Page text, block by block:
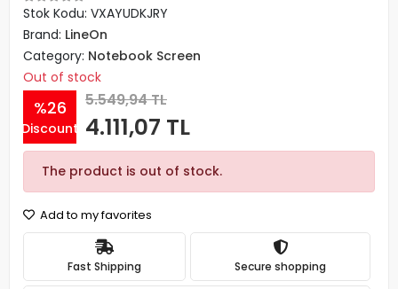
Stok Kodu: VXAYUDKJRY
Brand: LineOn
Category: Notebook Screen
Out of stock
%26
Discount
5.549,94 TL
4.111,07 TL
The product is out of stock.
Add to my favorites
Fast Shipping Secure shopping